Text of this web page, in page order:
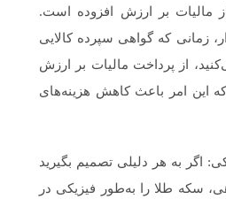
مالیات بر ارزش افزوده است.
زمانی که گواهی سپرده کالایی
از پرداخت مالیات بر ارزش
این امر باعث کاهش هزینه‌های
اگر به هر دلیلی تصمیم بگیرید
سکه طلا را به‌طور فیزیکی در